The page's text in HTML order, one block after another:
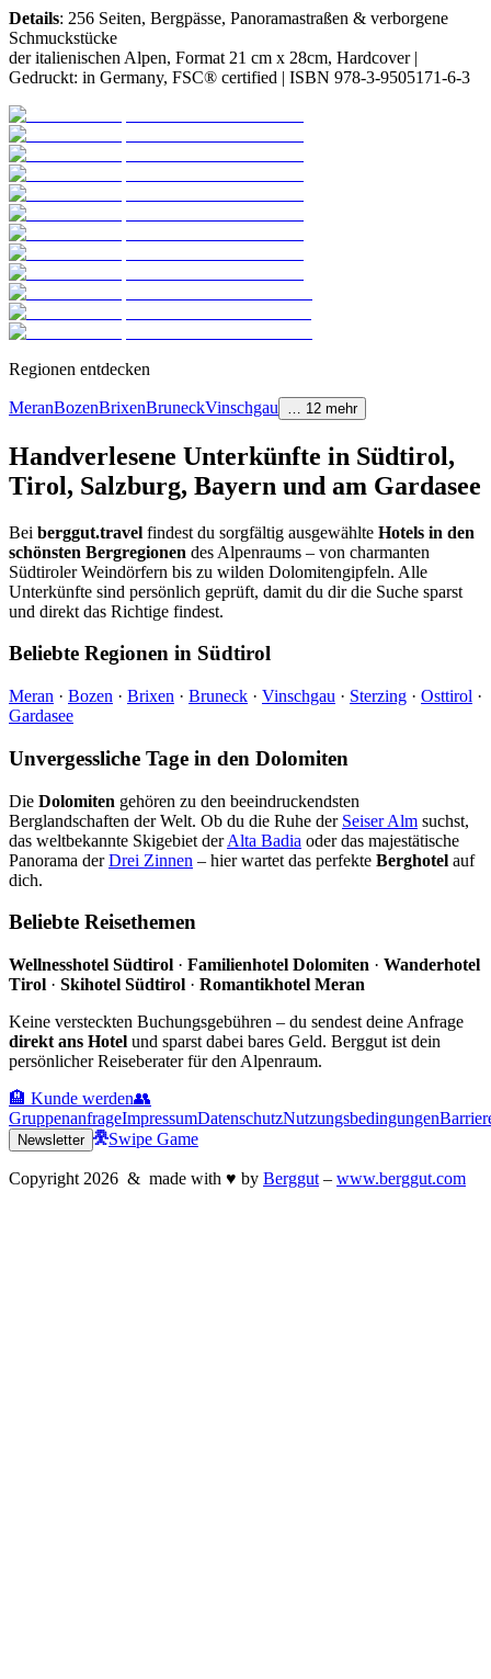
Details: 256 Seiten, Bergpässe, Panoramastraßen & verborgene
Schmuckstücke
der italienischen Alpen, Format 21 cm x 28cm, Hardcover |
Gedruckt: in Germany, FSC® certified | ISBN 978-3-9505171-6-3
Regionen entdecken
MeranBozenBrixenBruneckVinschgau 12 mehr
Handverlesene Unterkünfte in Südtirol,
Tirol, Salzburg, Bayern und am Gardasee
Bei berggut.travel findest du sorgfältig ausgewählte Hotels in den
schönsten Bergregionen des Alpenraums – von charmanten
Südtiroler Weindörfern bis zu wilden Dolomitengipfeln. Alle
Unterkünfte sind persönlich geprüft, damit du dir die Suche sparst
und direkt das Richtige findest.
Beliebte Regionen in Südtirol
Meran · Bozen · Brixen · Bruneck · Vinschgau · Sterzing · Osttirol ·
Gardasee
Unvergessliche Tage in den Dolomiten
Die Dolomiten gehören zu den beeindruckendsten
Berglandschaften der Welt. Ob du die Ruhe der Seiser Alm suchst,
das weltbekannte Skigebiet derAlta Badia oder das majestätische
Panorama derDrei Zinnen – hier wartet das perfekte Berghotel auf
dich.
Beliebte Reisethemen
Wellnesshotel Südtirol · Familienhotel Dolomiten · Wanderhotel
Tirol · Skihotel Südtirol · Romantikhotel Meran
Keine versteckten Buchungsgebühren – du sendest deine Anfrage
direkt ans Hotel und sparst dabei bares Geld. Berggut ist dein
persönlicher Reiseberater für den Alpenraum.
🏨 Kunde werden👥
GruppenanfrageImpressumDatenschutzNutzungsbedingungen
Newsletter Swipe Game
Copyright 2026 & made with ♥ by Berggut – www.berggut.com